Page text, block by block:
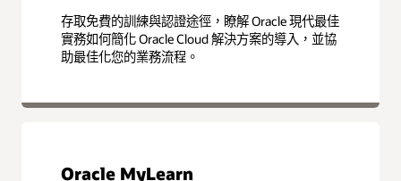
存取免費的訓練與認證途徑，瞭解 Oracle 現代最佳
實務如何簡化 Oracle Cloud 解決方案的導入，並協
助最佳化您的業務流程。
Oracle MyLearn